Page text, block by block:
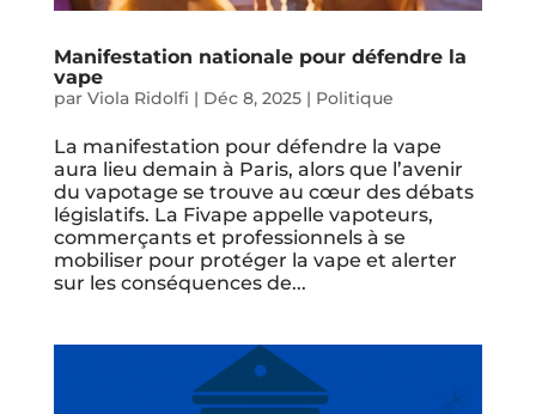
Manifestation nationale pour défendre la
vape
par Viola Ridolfi | Déc 8, 2025| Politique
La manifestation pour défendre la vape
aura lieu demain à Paris, alors que l’avenir
du vapotage se trouve au cœur des débats
législatifs. La Fivape appelle vapoteurs,
commerçants et professionnels à se
mobiliser pour protéger la vape et alerter
sur les conséquences de...